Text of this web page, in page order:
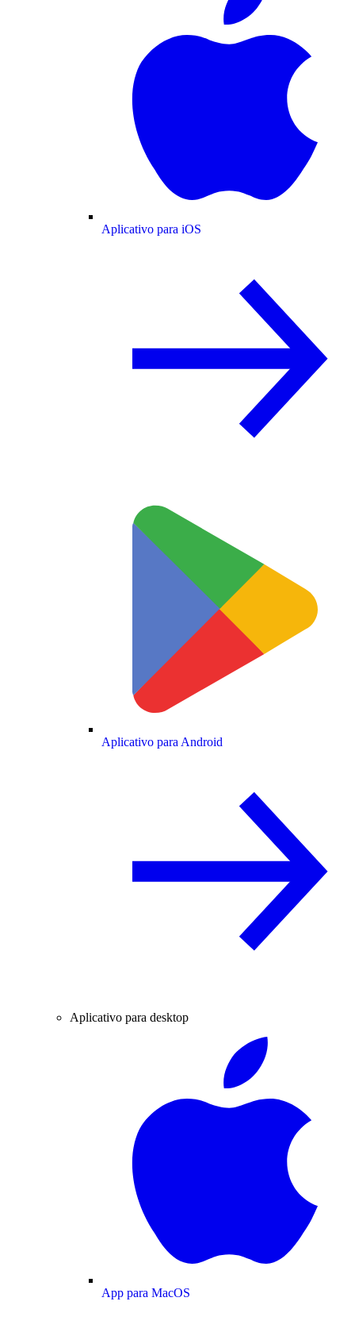
Aplicativo para iOS
Aplicativo para Android
Aplicativo para desktop
App para MacOS